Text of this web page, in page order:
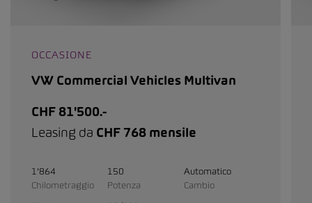
OCCASIONE
VW Commercial Vehicles Multivan
CHF 81'500.-
Leasing da CHF 768 mensile
1'864
Chilometraggio
150
Potenza
Automatico
Cambio